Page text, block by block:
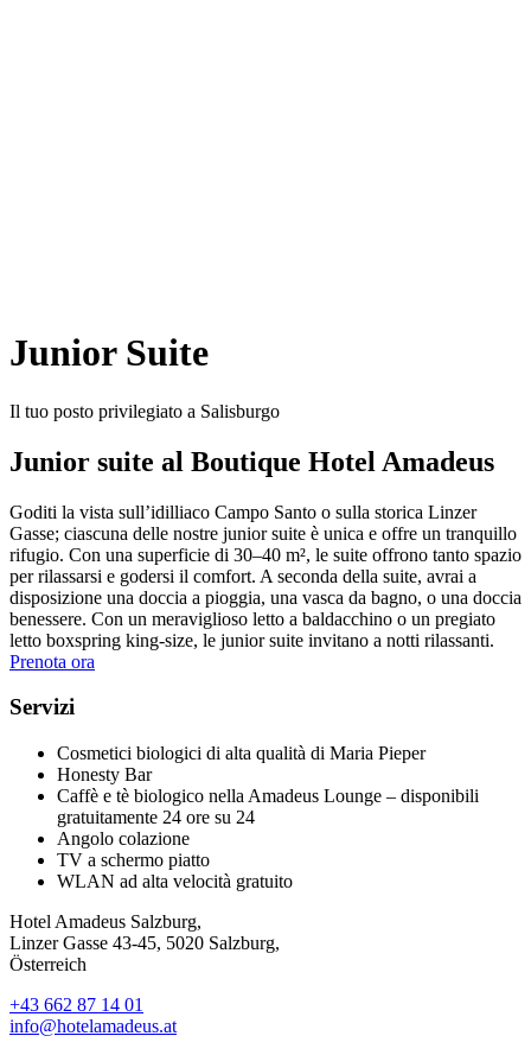
Junior Suite
Il tuo posto privilegiato a Salisburgo
Junior suite al Boutique Hotel Amadeus
Goditi la vista sull’idilliaco Campo Santo o sulla storica Linzer
Gasse; ciascuna delle nostre junior suite è unica e offre un tranquillo
rifugio. Con una superficie di 30–40 m², le suite offrono tanto spazio
per rilassarsi e godersi il comfort. A seconda della suite, avrai a
disposizione una doccia a pioggia, una vasca da bagno, o una doccia
benessere. Con un meraviglioso letto a baldacchino o un pregiato
letto boxspring king-size, le junior suite invitano a notti rilassanti.
Prenota ora
Servizi
Cosmetici biologici di alta qualità di Maria Pieper
Honesty Bar
Caffè e tè biologico nella Amadeus Lounge – disponibili
gratuitamente 24 ore su 24
Angolo colazione
TV a schermo piatto
WLAN ad alta velocità gratuito
Hotel Amadeus Salzburg,
Linzer Gasse 43-45, 5020 Salzburg,
Österreich
+43 662 87 14 01
info@hotelamadeus.at